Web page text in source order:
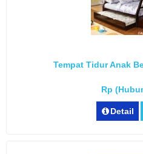
Tempat Tidur Anak
Rp
Detail